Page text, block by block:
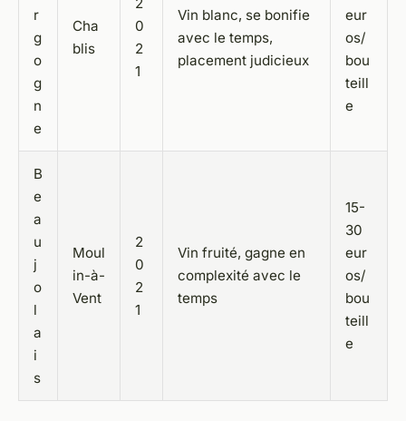
r
g
o
g
n
e
Cha
blis
0
2
1
Vin blanc, se bonifie
avec le temps,
placement judicieux
eur
os/
bou
teill
e
B
e
a
u
j
o
l
a
i
s
Moul
in-à-
Vent
2
0
2
1
Vin fruité, gagne en
complexité avec le
temps
15-
30
eur
os/
bou
teill
e